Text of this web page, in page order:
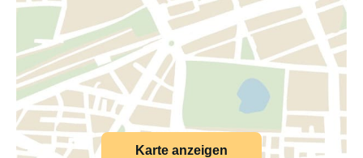
Karte anzeigen